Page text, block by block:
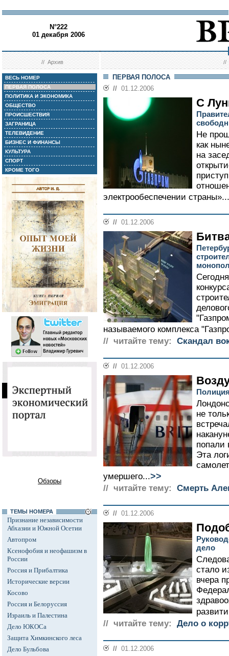
N°222
01 декабря 2006
//Архив //
ВЕСЬ НОМЕР
ПЕРВАЯ ПОЛОСА
ПОЛИТИКА И ЭКОНОМИКА
ОБЩЕСТВО
ПРОИСШЕСТВИЯ
ЗАГРАНИЦА
ТЕЛЕВИДЕНИЕ
БИЗНЕС И ФИНАНСЫ
КУЛЬТУРА
СПОРТ
КРОМЕ ТОГО
Обзоры
ТЕМЫ НОМЕРА
Признание независимости
Абхазии и Южной Осетии
Автопром
Ксенофобия и неофашизм в
России
Россия и Прибалтика
Исторические версии
Косово
Россия и Белоруссия
Израиль и Палестина
Дело ЮКОСа
Защита Химкинского леса
Дело Бульбова
ПЕРВАЯ ПОЛОСА
// 01.12.2006
С
Не
как
на
электрообеспечении страны»...
// 01.12.2006
называемого комплекса
// читайте тему:
Скандал
// 01.12.2006
не
попали
Эта
умершего...>>
// читайте тему: Cмерть
// 01.12.2006
дело
стало
вчера
// читайте тему:
Дело о
// 01.12.2006